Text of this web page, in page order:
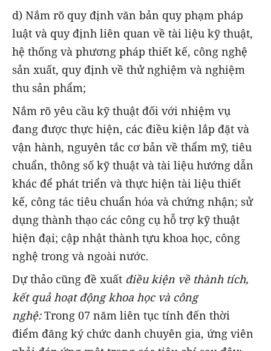
d) Nắm rõ quy định văn bản quy phạm pháp
luật và quy định liên quan về tài liệu kỹ thuật,
hệ thống và phương pháp thiết kế, công nghệ
sản xuất, quy định về thử nghiệm và nghiệm
thu sản phẩm;
Nắm rõ yêu cầu kỹ thuật đối với nhiệm vụ
đang được thực hiện, các điều kiện lắp đặt và
vận hành, nguyên tắc cơ bản về thẩm mỹ, tiêu
chuẩn, thông số kỹ thuật và tài liệu hướng dẫn
khác để phát triển và thực hiện tài liệu thiết
kế, công tác tiêu chuẩn hóa và chứng nhận; sử
dụng thành thạo các công cụ hỗ trợ kỹ thuật
hiện đại; cập nhật thành tựu khoa học, công
nghệ trong và ngoài nước.
Dự thảo cũng đề xuất điều kiện về thành tích,
kết quả hoạt động khoa học và công
nghệ:Trong 07 năm liên tục tính đến thời
điểm đăng ký chức danh chuyên gia, ứng viên